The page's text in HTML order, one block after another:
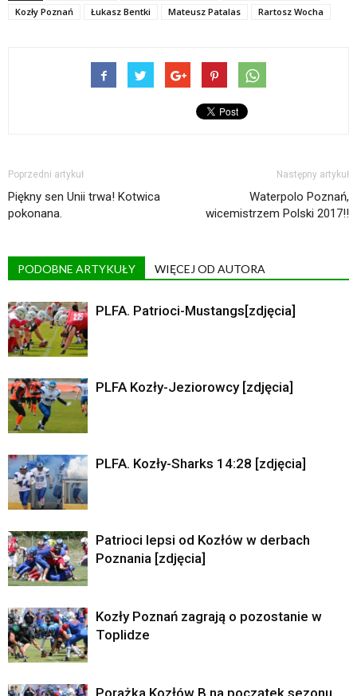
Kozły Poznań
Łukasz Bentki Mateusz Patalas Rartosz Wocha
Poprzedni artykuł
Piękny sen Unii trwa! Kotwica
pokonana.
Następny artykuł
Waterpolo Poznań,
wicemistrzem Polski 2017!!
PODOBNE ARTYKUŁY WIĘCEJ OD AUTORA
PLFA. Patrioci-Mustangs[zdjęcia]
PLFA Kozły-Jeziorowcy [zdjęcia]
PLFA. Kozły-Sharks 14:28 [zdjęcia]
Patrioci lepsi od Kozłów w derbach
Poznania [zdjęcia]
Kozły Poznań zagrają o pozostanie w
Toplidze